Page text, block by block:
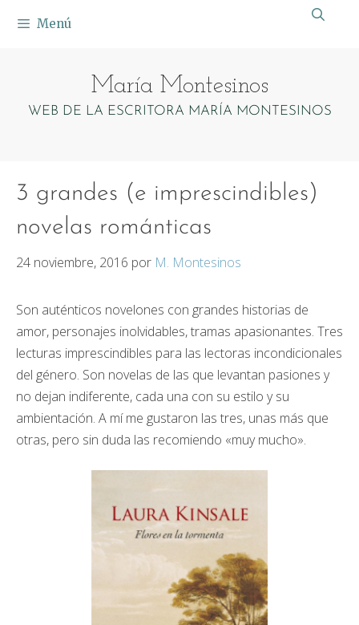
Menú
María Montesinos
WEB DE LA ESCRITORA MARÍA MONTESINOS
3 grandes (e imprescindibles)
novelas románticas
24 noviembre, 2016 por M. Montesinos
Son auténticos novelones con grandes historias de
amor, personajes inolvidables, tramas apasionantes. Tres
lecturas imprescindibles para las lectoras incondicionales
del género. Son novelas de las que levantan pasiones y
no dejan indiferente, cada una con su estilo y su
ambientación. A mí me gustaron las tres, unas más que
otras, pero sin duda las recomiendo «muy mucho».